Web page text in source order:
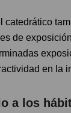
catedrático
de
en la
a los